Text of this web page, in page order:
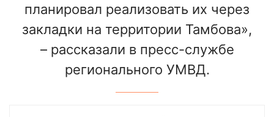
планировал реализовать их через
закладки на территории Тамбова»,
– рассказали в пресс-службе
регионального УМВД.